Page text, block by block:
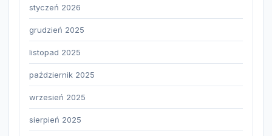
styczeń 2026
grudzień 2025
listopad 2025
październik 2025
wrzesień 2025
sierpień 2025